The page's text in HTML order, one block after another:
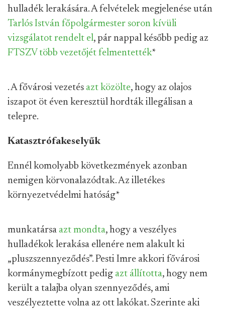
hulladék lerakására. A felvételek megjelenése után
Tarlós István főpolgármester soron kívüli
vizsgálatot rendelt el, pár nappal később pedig az
FTSZV több vezetőjét felmentették*
. A fővárosi vezetés azt közölte, hogy az olajos
iszapot öt éven keresztül hordták illegálisan a
telepre.
Katasztrófakeselyűk
Ennél komolyabb következmények azonban
nemigen körvonalazódtak. Az illetékes
környezetvédelmi hatóság*
munkatársa azt mondta, hogy a veszélyes
hulladékok lerakása ellenére nem alakult ki
„pluszszennyeződés”. Pesti Imre akkori fővárosi
kormánymegbízott pedig azt állította, hogy nem
került a talajba olyan szennyeződés, ami
veszélyeztette volna az ott lakókat. Szerinte aki